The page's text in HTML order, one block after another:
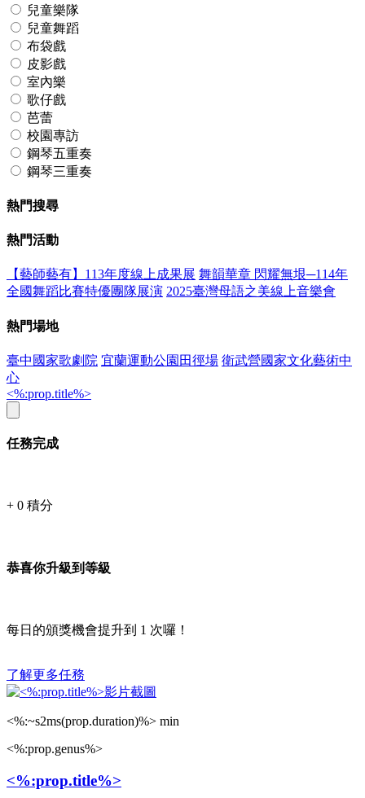
兒童樂隊
兒童舞蹈
布袋戲
皮影戲
室內樂
歌仔戲
芭蕾
校園專訪
鋼琴五重奏
鋼琴三重奏
熱門搜尋
熱門活動
【藝師藝有】113年度線上成果展 舞韻華章 閃耀無垠─114年
全國舞蹈比賽特優團隊展演 2025臺灣母語之美線上音樂會
熱門場地
臺中國家歌劇院 宜蘭運動公園田徑場 衛武營國家文化藝術中
心
<%:prop.title%>
任務完成
+ 0 積分
恭喜你升級到等級
每日的頒獎機會提升到 1 次囉！
了解更多任務
<%:~s2ms(prop.duration)%> min
<%:prop.genus%>
<%:prop.title%>